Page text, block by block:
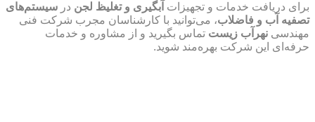
برای دریافت خدمات و تجهیزات آبگیری و تغلیظ لجن در سیستم‌های
تصفیه آب و فاضلاب، می‌توانید با کارشناسان مجرب شرکت فنی
مهندسی نهرآب زیست تماس بگیرید و از مشاوره و خدمات
حرفه‌ای این شرکت بهره‌مند شوید.